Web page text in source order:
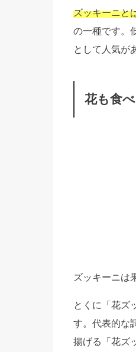
ズッキーニと
の一種です。
として人気が
花も食
ズッキーニは
とくに「花ズ
す。代表的な
揚げる「花ズ